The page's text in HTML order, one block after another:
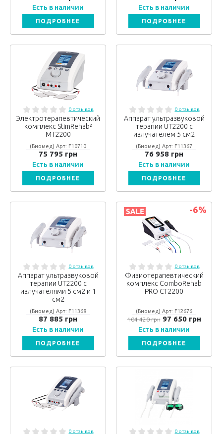
Есть в наличии
ПОДРОБНЕЕ
Есть в наличии
ПОДРОБНЕЕ
0 отзывов
Электротерапевтический
комплекс StimRehab²
MT2200
(Биомед) Арт: F10710
75 795 грн
Есть в наличии
ПОДРОБНЕЕ
0 отзывов
Аппарат ультразвуковой
терапии UT2200 с
излучателем 5 см2
(Биомед) Арт: F11367
76 958 грн
Есть в наличии
ПОДРОБНЕЕ
0 отзывов
Аппарат ультразвуковой
терапии UT2200 с
излучателями 5 см2 и 1
см2
(Биомед) Арт: F11368
87 885 грн
Есть в наличии
ПОДРОБНЕЕ
-6%
0 отзывов
Физиотерапевтический
комплекс ComboRehab
PRO CT2200
(Биомед) Арт: F12676
104 420 грн97 650 грн
Есть в наличии
ПОДРОБНЕЕ
0 отзывов 0 отзывов